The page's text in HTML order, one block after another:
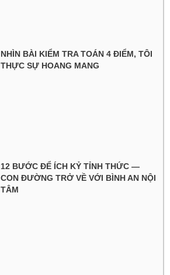
NHÌN BÀI KIỂM TRA TOÁN 4 ĐIỂM, TÔI
THỰC SỰ HOANG MANG
12 BƯỚC ĐỂ ÍCH KỶ TỈNH THỨC —
CON ĐƯỜNG TRỞ VỀ VỚI BÌNH AN NỘI
TÂM